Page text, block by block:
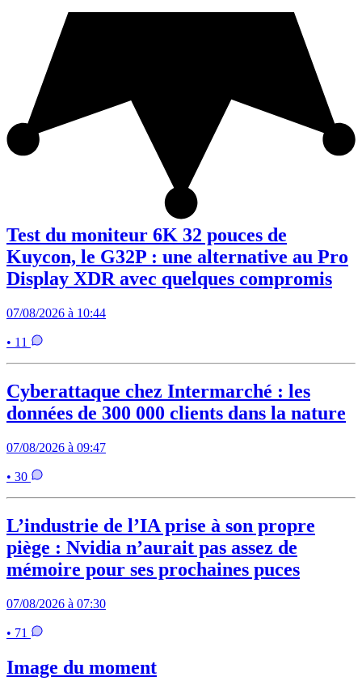
Test du moniteur 6K 32 pouces de
Kuycon, le G32P : une alternative au Pro
Display XDR avec quelques compromis
07/08/2026 à 10:44
• 11
Cyberattaque chez Intermarché : les
données de 300 000 clients dans la nature
07/08/2026 à 09:47
• 30
L’industrie de l’IA prise à son propre
piège : Nvidia n’aurait pas assez de
mémoire pour ses prochaines puces
07/08/2026 à 07:30
• 71
Image du moment